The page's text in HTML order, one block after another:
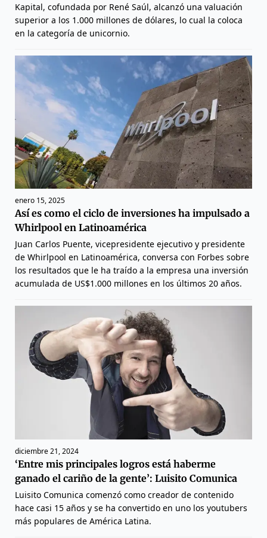
Kapital, cofundada por René Saúl, alcanzó una valuación
superior a los 1.000 millones de dólares, lo cual la coloca
en la categoría de unicornio.
enero 15, 2025
Así es como el ciclo de inversiones ha impulsado a
Whirlpool en Latinoamérica
Juan Carlos Puente, vicepresidente ejecutivo y presidente
de Whirlpool en Latinoamérica, conversa con Forbes sobre
los resultados que le ha traído a la empresa una inversión
acumulada de US$1.000 millones en los últimos 20 años.
diciembre 21, 2024
‘Entre mis principales logros está haberme
ganado el cariño de la gente’: Luisito Comunica
Luisito Comunica comenzó como creador de contenido
hace casi 15 años y se ha convertido en uno los youtubers
más populares de América Latina.